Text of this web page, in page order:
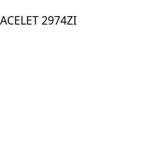
2974ZI